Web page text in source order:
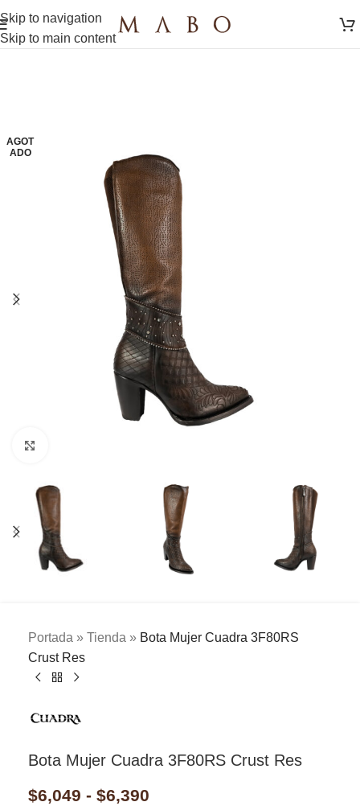
Skip to navigation
Skip to main content
AGOT
ADO
Portada » Tienda » Bota Mujer Cuadra 3F80RS
Crust Res
Bota Mujer Cuadra 3F80RS Crust Res
$6,049 - $6,390